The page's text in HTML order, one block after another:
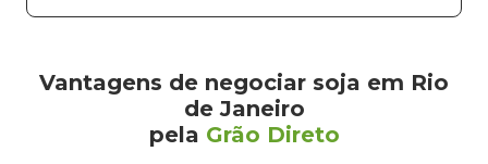
Vantagens de negociar soja em Rio
de Janeiro
pela Grão Direto